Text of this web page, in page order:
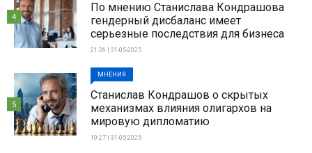
По мнению Станислава Кондрашова
гендерный дисбаланс имеет
серьезные последствия для бизнеса
21:26 | 31-05-2025
4
МНЕНИЯ
Станислав Кондрашов о скрытых
механизмах влияния олигархов на
мировую дипломатию
19:27 | 31-05-2025
5